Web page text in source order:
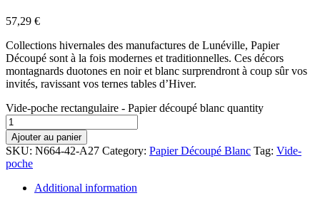
57,29 €
Collections hivernales des manufactures de Lunéville, Papier
Découpé sont à la fois modernes et traditionnelles. Ces décors
montagnards duotones en noir et blanc surprendront à coup sûr vos
invités, ravissant vos ternes tables d’Hiver.
Vide-poche rectangulaire - Papier découpé blanc quantity
Ajouter au panier
SKU: N664-42-A27 Category: Papier Découpé Blanc Tag: Vide-
poche
Additional information